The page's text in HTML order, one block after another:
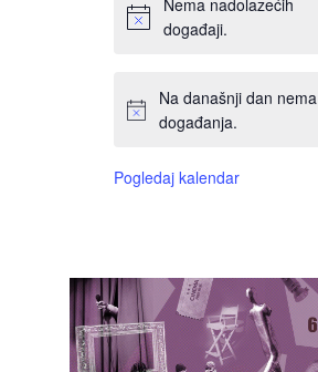
Nema nadolazećih
događaji.
Na današnji dan nema
događanja.
Pogledaj kalendar